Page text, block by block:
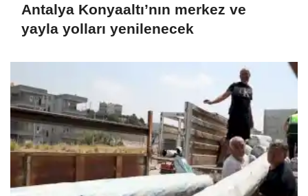
Antalya Konyaaltı’nın merkez ve
yayla yolları yenilenecek